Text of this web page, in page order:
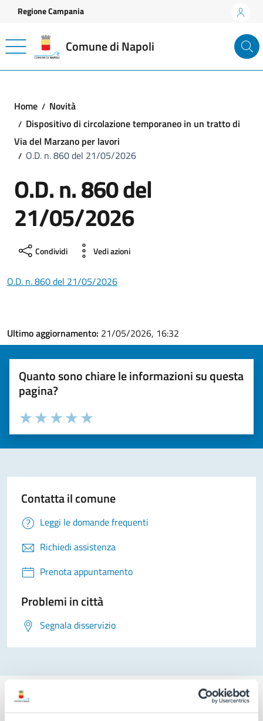
Vai ai contenuti
Vai al footer
Regione Campania
Comune di Napoli
Home
Novità
Dispositivo di circolazione temporaneo in un tratto di
Via del Marzano per lavori
O.D. n. 860 del 21/05/2026
O.D. n. 860 del
21/05/2026
Condividi Vedi azioni
O.D. n. 860 del 21/05/2026
Ultimo aggiornamento: 21/05/2026, 16:32
Quanto sono chiare le informazioni su questa
pagina?
Valuta la chiarezza delle informazioni (da 1 a 5 stelle)
Seleziona il numero di stelle per valutare la chiarezza delle
Valuta 5 stelle su 5
Valuta 4 stelle su 5
Valuta 3 stelle su 5
Valuta 2 stelle su 5
Valuta 1 stelle su 5
Contatta il comune
Leggi le domande frequenti
Richiedi assistenza
Prenota appuntamento
Problemi in città
Segnala disservizio